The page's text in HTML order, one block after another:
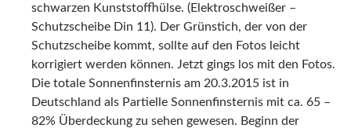
schwarzen Kunststoffhülse. (Elektroschweißer –
Schutzscheibe Din 11). Der Grünstich, der von der
Schutzscheibe kommt, sollte auf den Fotos leicht
korrigiert werden können. Jetzt gings los mit den Fotos.
Die totale Sonnenfinsternis am 20.3.2015 ist in
Deutschland als Partielle Sonnenfinsternis mit ca. 65 –
82% Überdeckung zu sehen gewesen. Beginn der